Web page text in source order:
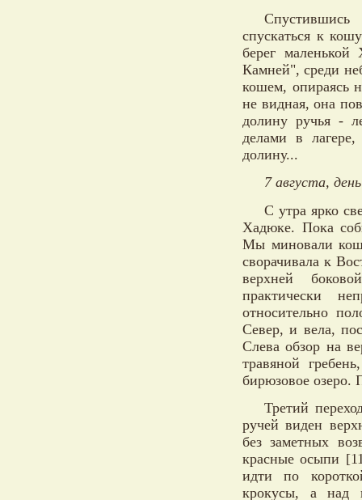
спускаться к
берег
Камней", среди
кошем, опираясь
не видная, она
долину ручья -
делами в
долину...
7 августа,
С утра ярко
Хадюке. Пока
Мы миновали кош
сворачивала к
верхней
практически
относительно
Север, и вела,
Слева обзор на
травяной
бирюзовое озеро.
Третий
ручей виден
без заметных
красные осыпи
идти по
крокусы, а над